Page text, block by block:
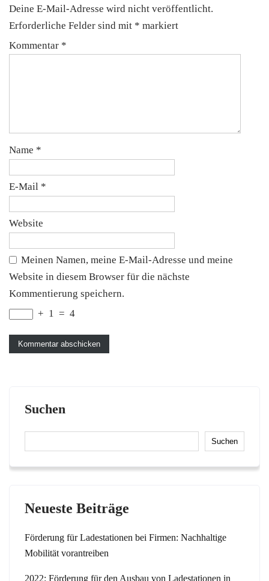
Deine E-Mail-Adresse wird nicht veröffentlicht.
Erforderliche Felder sind mit * markiert
Kommentar *
Name *
E-Mail *
Website
Meinen Namen, meine E-Mail-Adresse und meine
Website in diesem Browser für die nächste
Kommentierung speichern.
+ 1 = 4
Suchen
Suchen
Neueste Beiträge
Förderung für Ladestationen bei Firmen: Nachhaltige
Mobilität vorantreiben
2022: Förderung für den Ausbau von Ladestationen in